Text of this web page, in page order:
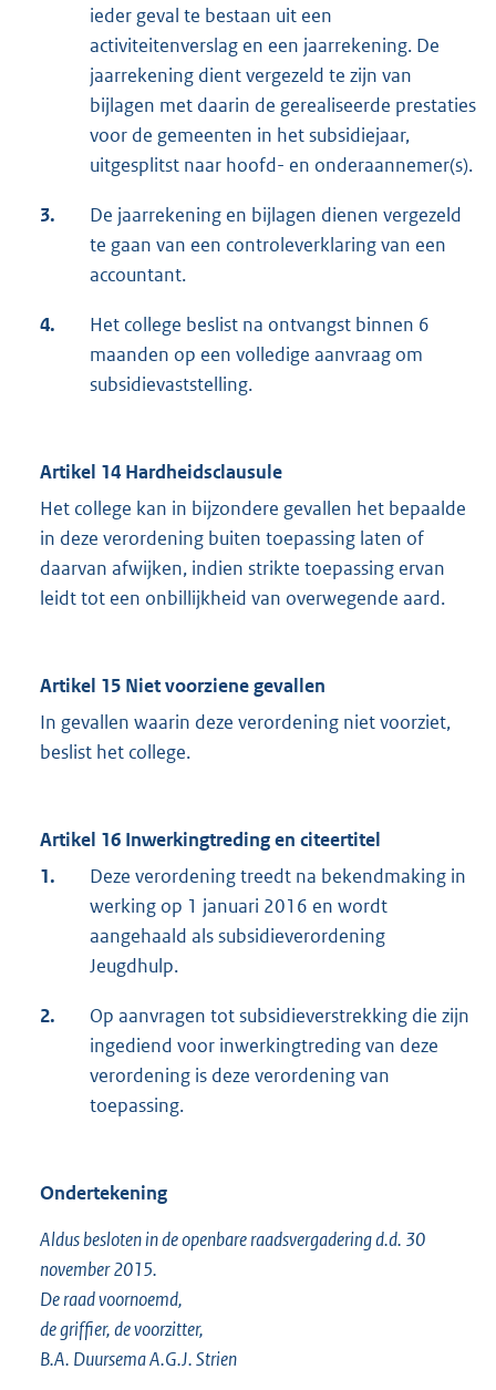
ieder geval te bestaan uit een
activiteitenverslag en een jaarrekening. De
jaarrekening dient vergezeld te zijn van
bijlagen met daarin de gerealiseerde prestaties
voor de gemeenten in het subsidiejaar,
uitgesplitst naar hoofd- en onderaannemer(s).
3.
De jaarrekening en bijlagen dienen vergezeld
te gaan van een controleverklaring van een
accountant.
4.
Het college beslist na ontvangst binnen 6
maanden op een volledige aanvraag om
subsidievaststelling.
Artikel 14 Hardheidsclausule
Het college kan in bijzondere gevallen het bepaalde
in deze verordening buiten toepassing laten of
daarvan afwijken, indien strikte toepassing ervan
leidt tot een onbillijkheid van overwegende aard.
Artikel 15 Niet voorziene gevallen
In gevallen waarin deze verordening niet voorziet,
beslist het college.
Artikel 16 Inwerkingtreding en citeertitel
1.
Deze verordening treedt na bekendmaking in
werking op 1 januari 2016 en wordt
aangehaald als subsidieverordening
Jeugdhulp.
2.
Op aanvragen tot subsidieverstrekking die zijn
ingediend voor inwerkingtreding van deze
verordening is deze verordening van
toepassing.
Ondertekening
Aldus besloten in de openbare raadsvergadering d.d. 30
november 2015.
De raad voornoemd,
de griffier, de voorzitter,
B.A. Duursema A.G.J. Strien